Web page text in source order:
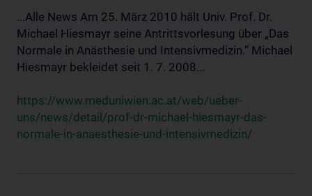
...Alle News Am 25. März 2010 hält Univ. Prof. Dr.
Michael Hiesmayr seine Antrittsvorlesung über „Das
Normale in Anästhesie und Intensivmedizin.“ Michael
Hiesmayr bekleidet seit 1. 7. 2008...
https://www.meduniwien.ac.at/web/ueber-
uns/news/detail/prof-dr-michael-hiesmayr-das-
normale-in-anaesthesie-und-intensivmedizin/